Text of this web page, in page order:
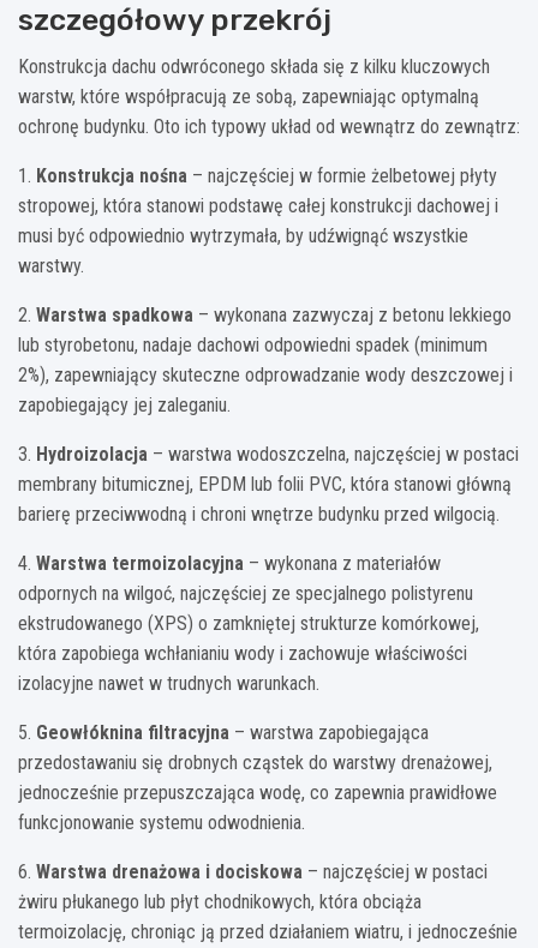
szczegółowy przekrój
Konstrukcja dachu odwróconego składa się z kilku kluczowych
warstw, które współpracują ze sobą, zapewniając optymalną
ochronę budynku. Oto ich typowy układ od wewnątrz do zewnątrz:
1. Konstrukcja nośna – najczęściej w formie żelbetowej płyty
stropowej, która stanowi podstawę całej konstrukcji dachowej i
musi być odpowiednio wytrzymała, by udźwignąć wszystkie
warstwy.
2. Warstwa spadkowa – wykonana zazwyczaj z betonu lekkiego
lub styrobetonu, nadaje dachowi odpowiedni spadek (minimum
2%), zapewniający skuteczne odprowadzanie wody deszczowej i
zapobiegający jej zaleganiu.
3. Hydroizolacja – warstwa wodoszczelna, najczęściej w postaci
membrany bitumicznej, EPDM lub folii PVC, która stanowi główną
barierę przeciwwodną i chroni wnętrze budynku przed wilgocią.
4. Warstwa termoizolacyjna – wykonana z materiałów
odpornych na wilgoć, najczęściej ze specjalnego polistyrenu
ekstrudowanego (XPS) o zamkniętej strukturze komórkowej,
która zapobiega wchłanianiu wody i zachowuje właściwości
izolacyjne nawet w trudnych warunkach.
5. Geowłóknina filtracyjna – warstwa zapobiegająca
przedostawaniu się drobnych cząstek do warstwy drenażowej,
jednocześnie przepuszczająca wodę, co zapewnia prawidłowe
funkcjonowanie systemu odwodnienia.
6. Warstwa drenażowa i dociskowa – najczęściej w postaci
żwiru płukanego lub płyt chodnikowych, która obciąża
termoizolację, chroniąc ją przed działaniem wiatru, i jednocześnie